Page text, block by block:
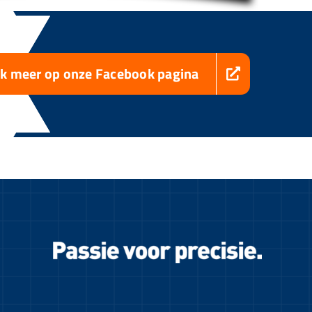
meer op onze Facebook pagina